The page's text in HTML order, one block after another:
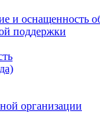
и оснащенность
поддержки
организации